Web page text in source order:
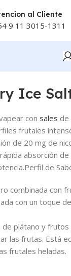
al Cliente
9 11 3015-1311
Ice
con sales de
frutales
de 20 mg de
absorción
Perfil de
combinada con
con un toque
de plátano y
las frutas. Está
frutales heladas.